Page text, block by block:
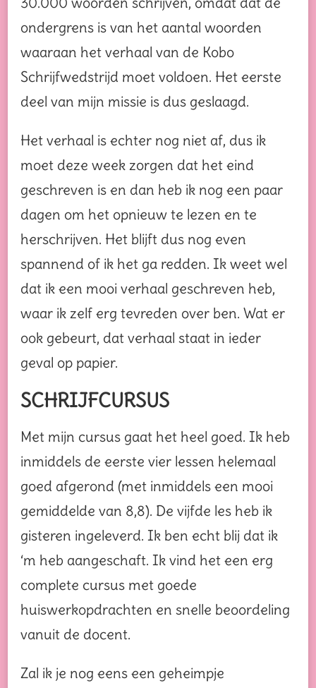
ondergrens is van het aantal woorden
waaraan het verhaal van de Kobo
Schrijfwedstrijd moet voldoen. Het eerste
deel van mijn missie is dus geslaagd.
Het verhaal is echter nog niet af, dus ik
moet deze week zorgen dat het eind
geschreven is en dan heb ik nog een paar
dagen om het opnieuw te lezen en te
herschrijven. Het blijft dus nog even
spannend of ik het ga redden. Ik weet wel
dat ik een mooi verhaal geschreven heb,
waar ik zelf erg tevreden over ben. Wat er
ook gebeurt, dat verhaal staat in ieder
geval op papier.
SCHRIJFCURSUS
Met mijn cursus gaat het heel goed. Ik heb
inmiddels de eerste vier lessen helemaal
goed afgerond (met inmiddels een mooi
gemiddelde van 8,8). De vijfde les heb ik
gisteren ingeleverd. Ik ben echt blij dat ik
‘m heb aangeschaft. Ik vind het een erg
complete cursus met goede
huiswerkopdrachten en snelle beoordeling
vanuit de docent.
Zal ik je nog eens een geheimpje